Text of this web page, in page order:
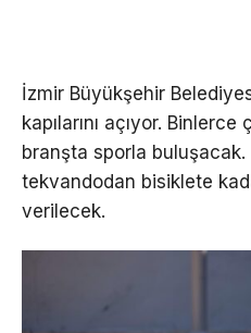
İzmir Büyükşehir
kapılarını açıyor.
branşta sporla
tekvandodan bisiklete
verilecek.